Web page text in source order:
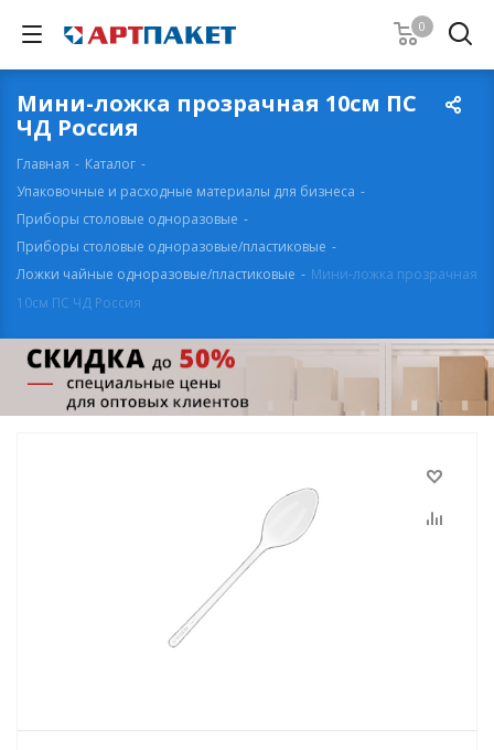
0
Мини-ложка прозрачная 10см ПС
ЧД Россия
Главная - Каталог -
Упаковочные и расходные материалы для бизнеса -
Приборы столовые одноразовые -
Приборы столовые одноразовые/пластиковые -
Ложки чайные одноразовые/пластиковые - Мини-ложка прозрачная
10см ПС ЧД Россия